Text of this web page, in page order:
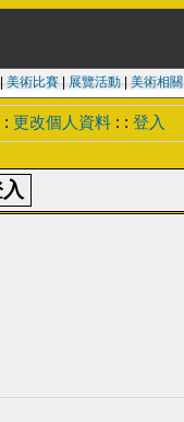
美術比賽| 展覽活動| 美術相關
: 更改個人資料 : : 登入